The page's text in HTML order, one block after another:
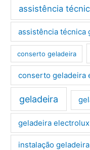
assistência
assistência técnica
conserto geladeira
conserto geladeira
geladeira
geladeira electrolux
instalação